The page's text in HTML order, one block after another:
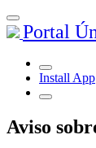
Portal
Install App
Aviso